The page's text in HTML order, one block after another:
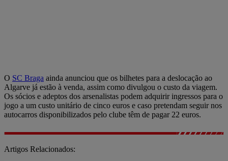
O SC Braga ainda anunciou que os bilhetes para a deslocação ao
Algarve já estão à venda, assim como divulgou o custo da viagem.
Os sócios e adeptos dos arsenalistas podem adquirir ingressos para o
jogo a um custo unitário de cinco euros e caso pretendam seguir nos
autocarros disponibilizados pelo clube têm de pagar 22 euros.
Artigos Relacionados: